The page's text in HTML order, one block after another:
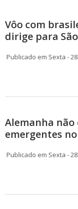
Vôo com
dirige para
Publicado em Sexta -
Alemanha
emergentes
Publicado em Sexta -